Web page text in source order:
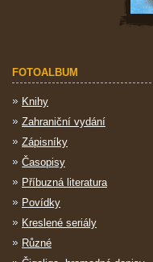
FOTOALBUM
Knihy
Zahraniční vydání
Zápisníky
Časopisy
Příbuzná literatura
Povídky
Kreslené seriály
Různé